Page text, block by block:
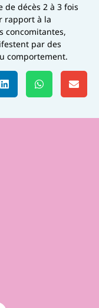
décès 2 à 3 fois
rapport à la
concomitantes,
par des
comportement.